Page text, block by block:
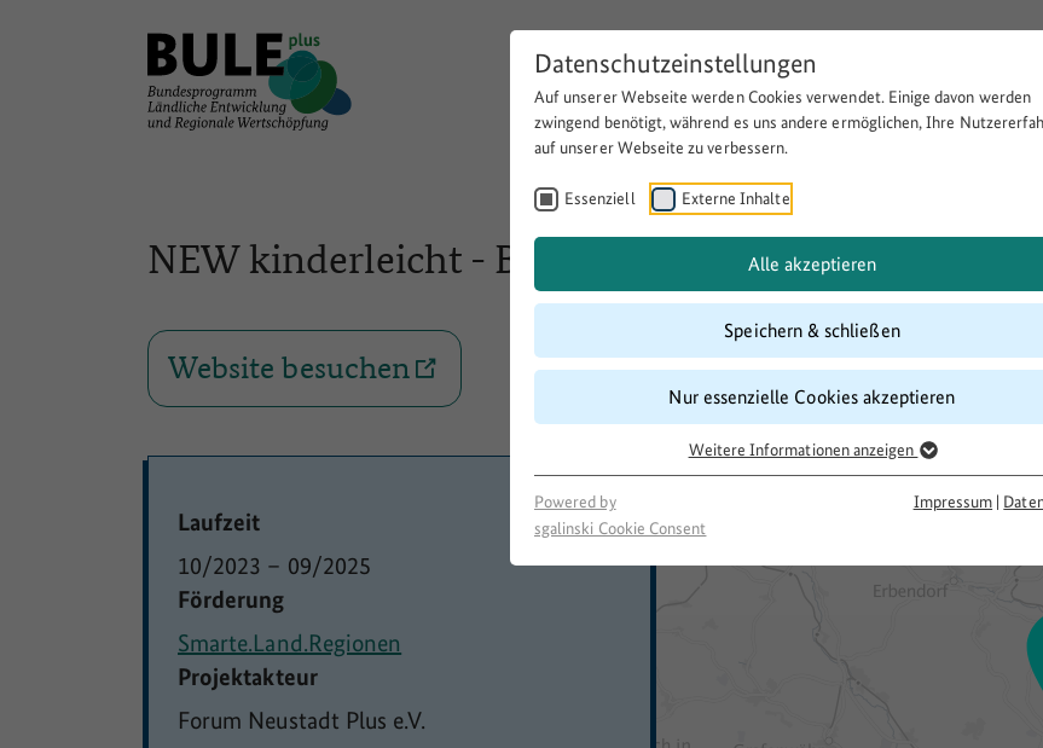
Datenschutzeinstellungen
Auf unserer Webseite werden Cookies verwendet. Einige davon werden
zwingend benötigt, während es uns andere ermöglichen, Ihre
auf unserer Webseite zu verbessern.
Essenziell Externe Inhalte
Alle akzeptieren
Speichern & schließen
Nur essenzielle Cookies akzeptieren
Weitere Informationen anzeigen
Powered by
sgalinski Cookie Consent
Impressum |
Über BULEplus Themen
NEW kinderleicht - Bildung erlebbar machen
Website besuchen
Laufzeit
10/2023 – 09/2025
Förderung
Smarte.Land.Regionen
Projektakteur
Forum Neustadt Plus e.V.